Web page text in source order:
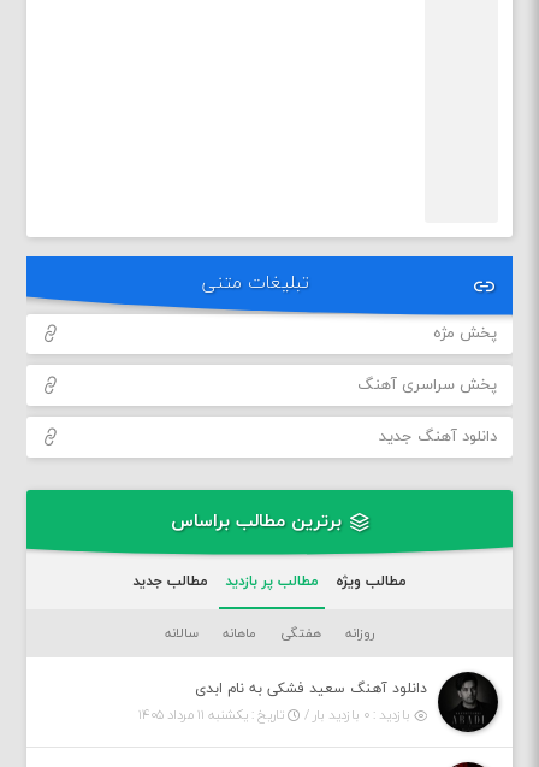
تبلیغات متنی
پخش مژه
پخش سراسری آهنگ
دانلود آهنگ جدید
برترین مطالب براساس
مطالب ویژه مطالب پر بازدید مطالب جدید
روزانه هفتگی ماهانه سالانه
دانلود آهنگ سعید فشکی به نام ابدی
بازدید : ۰ بازدید بار /
تاریخ : یکشنبه ۱۱ مرداد ۱۴۰۵